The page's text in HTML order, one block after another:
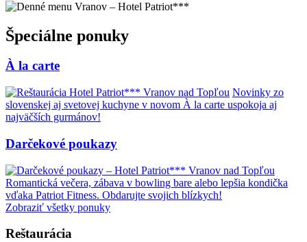
Špeciálne ponuky
À la carte
Novinky zo
slovenskej aj svetovej kuchyne v novom À la carte uspokoja aj
najväčších gurmánov!
Darčekové poukazy
Romantická večera, zábava v bowling bare alebo lepšia kondička
vďaka Patriot Fitness. Obdarujte svojich blízkych!
Zobraziť všetky ponuky
Reštaurácia